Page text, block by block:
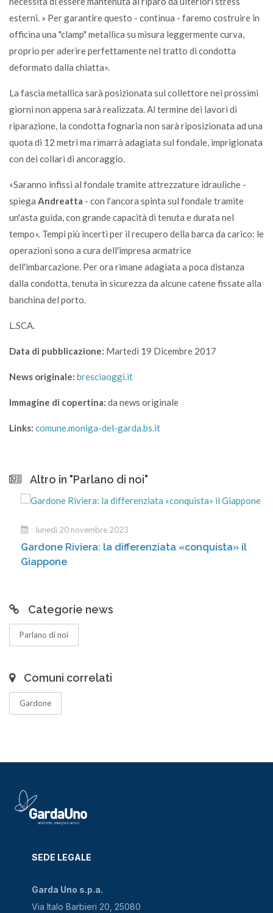
esterni. » Per garantire questo - continua - faremo costruire in
officina una "clamp" metallica su misura leggermente curva,
proprio per aderire perfettamente nel tratto di condotta
deformato dalla chiatta».
La fascia metallica sarà posizionata sul collettore nei prossimi
giorni non appena sarà realizzata. Al termine dei lavori di
riparazione, la condotta fognaria non sarà riposizionata ad una
quota di 12 metri ma rimarrà adagiata sul fondale, imprigionata
con dei collari di ancoraggio.
«Saranno infissi al fondale tramite attrezzature idrauliche -
spiega Andreatta - con l'ancora spinta sul fondale tramite
un'asta guida, con grande capacità di tenuta e durata nel
tempo». Tempi più incerti per il recupero della barca da carico: le
operazioni sono a cura dell'impresa armatrice
dell'imbarcazione. Per ora rimane adagiata a poca distanza
dalla condotta, tenuta in sicurezza da alcune catene fissate alla
banchina del porto.
L.SCA.
Data di pubblicazione: Martedi 19 Dicembre 2017
News originale: bresciaoggi.it
Immagine di copertina: da news originale
Links: comune.moniga-del-garda.bs.it
Altro in "Parlano di noi"
lunedì 20 novembre 2023
Gardone Riviera: la differenziata «conquista» il
Giappone
Categorie news
Parlano di noi
Comuni correlati
Gardone
SEDE LEGALE
Garda Uno s.p.a.
Via Italo Barbieri 20, 25080